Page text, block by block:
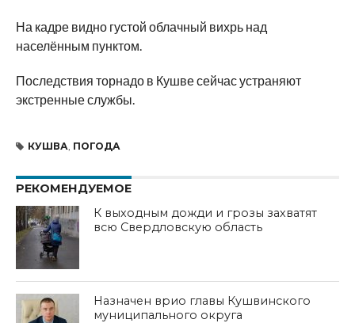
На кадре видно густой облачный вихрь над
населённым пунктом.
Последствия торнадо в Кушве сейчас устраняют
экстренные службы.
КУШВА ПОГОДА
РЕКОМЕНДУЕМОЕ
К выходным дожди и грозы захватят
всю Свердловскую область
Назначен врио главы Кушвинского
муниципального округа